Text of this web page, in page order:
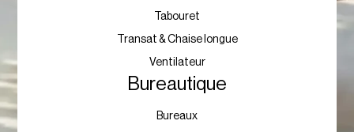
Tabouret
Transat & Chaise longue
Ventilateur
Bureautique
Bureaux